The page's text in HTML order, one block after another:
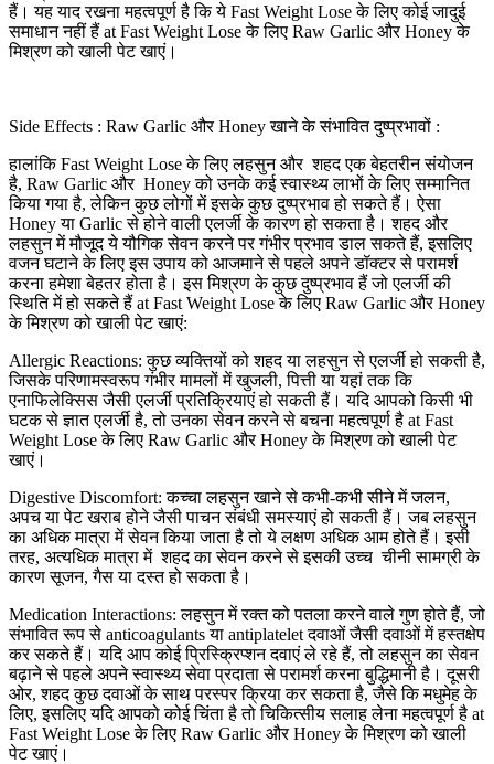
हैं। यह याद रखना महत्वपूर्ण है कि ये Fast Weight Lose के लिए कोई जादुई
समाधान नहीं हैं at Fast Weight Lose के लिए Raw Garlic और Honey के
मिश्रण को खाली पेट खाएं।
Side Effects : Raw Garlic और Honey खाने के संभावित दुष्प्रभावों :
हालांकि Fast Weight Lose के लिए लहसुन और शहद एक बेहतरीन संयोजन
है, Raw Garlic और Honey को उनके कई स्वास्थ्य लाभों के लिए सम्मानित
किया गया है, लेकिन कुछ लोगों में इसके कुछ दुष्प्रभाव हो सकते हैं। ऐसा
Honey या Garlic से होने वाली एलर्जी के कारण हो सकता है। शहद और
लहसुन में मौजूद ये यौगिक सेवन करने पर गंभीर प्रभाव डाल सकते हैं, इसलिए
वजन घटाने के लिए इस उपाय को आजमाने से पहले अपने डॉक्टर से परामर्श
करना हमेशा बेहतर होता है। इस मिश्रण के कुछ दुष्प्रभाव हैं जो एलर्जी की
स्थिति में हो सकते हैं at Fast Weight Lose के लिए Raw Garlic और Honey
के मिश्रण को खाली पेट खाएं:
Allergic Reactions: कुछ व्यक्तियों को शहद या लहसुन से एलर्जी हो सकती है,
जिसके परिणामस्वरूप गंभीर मामलों में खुजली, पित्ती या यहां तक कि
एनाफिलेक्सिस जैसी एलर्जी प्रतिक्रियाएं हो सकती हैं। यदि आपको किसी भी
घटक से ज्ञात एलर्जी है, तो उनका सेवन करने से बचना महत्वपूर्ण है at Fast
Weight Lose के लिए Raw Garlic और Honey के मिश्रण को खाली पेट
खाएं।
Digestive Discomfort: कच्चा लहसुन खाने से कभी-कभी सीने में जलन,
अपच या पेट खराब होने जैसी पाचन संबंधी समस्याएं हो सकती हैं। जब लहसुन
का अधिक मात्रा में सेवन किया जाता है तो ये लक्षण अधिक आम होते हैं। इसी
तरह, अत्यधिक मात्रा में शहद का सेवन करने से इसकी उच्च चीनी सामग्री के
कारण सूजन, गैस या दस्त हो सकता है।
Medication Interactions: लहसुन में रक्त को पतला करने वाले गुण होते हैं, जो
संभावित रूप से anticoagulants या antiplatelet दवाओं जैसी दवाओं में हस्तक्षेप
कर सकते हैं। यदि आप कोई प्रिस्क्रिप्शन दवाएं ले रहे हैं, तो लहसुन का सेवन
बढ़ाने से पहले अपने स्वास्थ्य सेवा प्रदाता से परामर्श करना बुद्धिमानी है। दूसरी
ओर, शहद कुछ दवाओं के साथ परस्पर क्रिया कर सकता है, जैसे कि मधुमेह के
लिए, इसलिए यदि आपको कोई चिंता है तो चिकित्सीय सलाह लेना महत्वपूर्ण है at
Fast Weight Lose के लिए Raw Garlic और Honey के मिश्रण को खाली
पेट खाएं।